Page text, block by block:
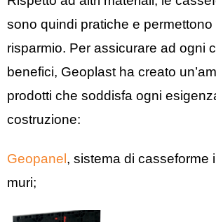
sono quindi pratiche e permettono
risparmio. Per assicurare ad ogni
benefici, Geoplast ha creato
prodotti che soddisfa ogni
costruzione:
Geopanel , sistema di casseforme
muri;